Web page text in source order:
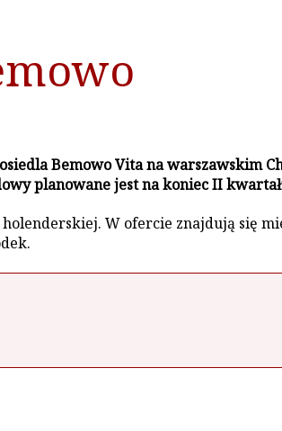
Bemowo Vita na warszawskim
planowane jest na koniec II
W ofercie znajdują się